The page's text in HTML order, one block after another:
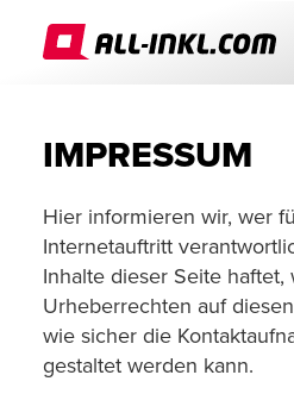
IMPRESSUM
Hier informieren wir, wer
Internetauftritt
Inhalte dieser Seite haftet,
Urheberrechten auf
wie sicher die
gestaltet werden kann.